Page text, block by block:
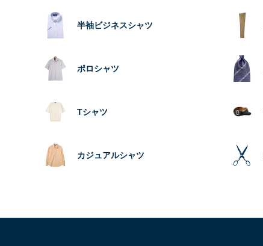
半袖ビジネスシャツ
ポロシャツ
Tシャツ
カジュアルシャツ